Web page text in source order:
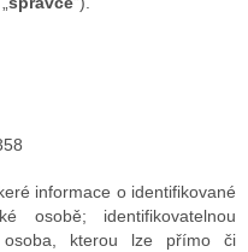
informace o identifikované
osobě; identifikovatelnou
kterou lze přímo či